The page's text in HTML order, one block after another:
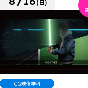
(日)
CG映像学科